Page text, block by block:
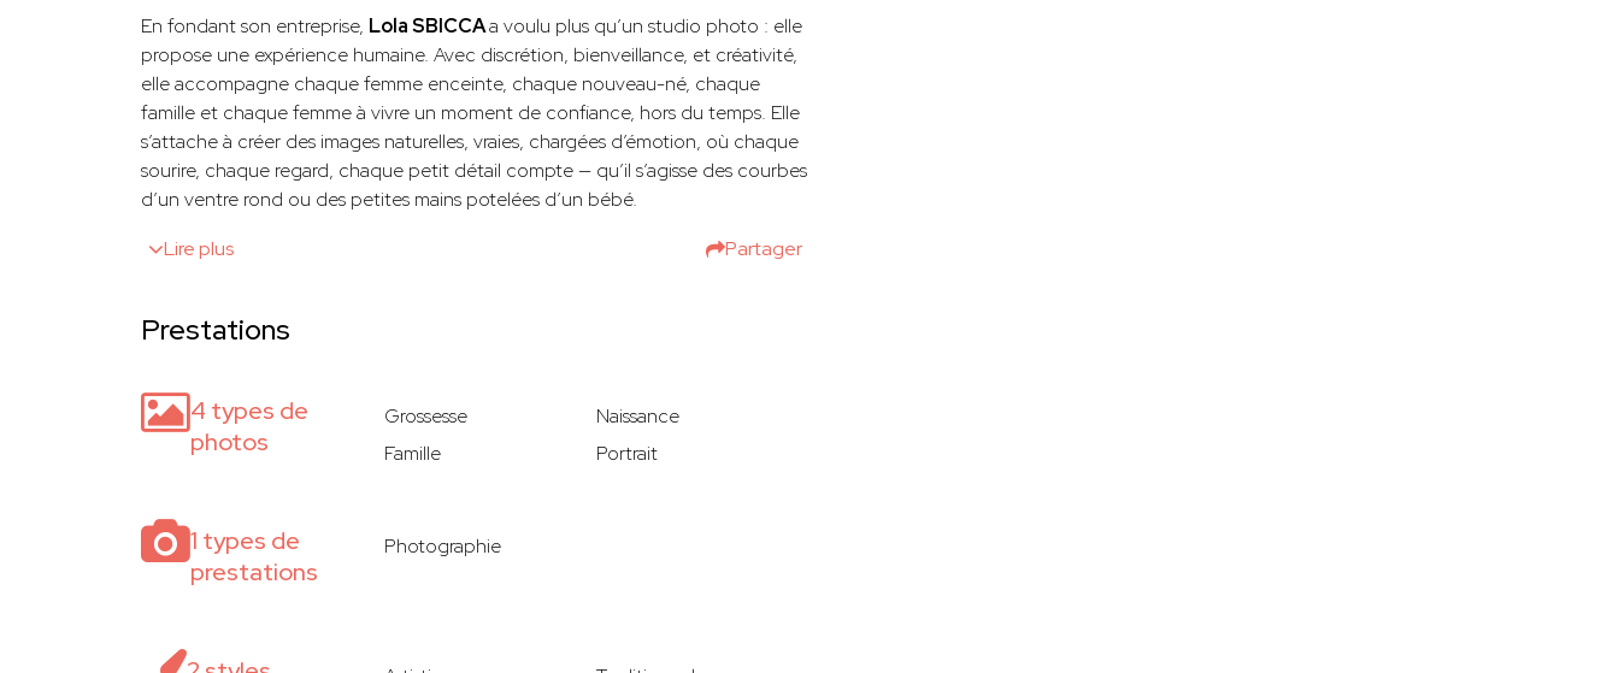
En fondant son entreprise, Lola SBICCAa voulu plus qu’un studio photo : elle
propose une expérience humaine. Avec discrétion, bienveillance, et créativité,
elle accompagne chaque femme enceinte, chaque nouveau-né, chaque
famille et chaque femme à vivre un moment de confiance, hors du temps. Elle
s’attache à créer des images naturelles, vraies, chargées d’émotion, où chaque
sourire, chaque regard, chaque petit détail compte — qu’il s’agisse des courbes
d’un ventre rond ou des petites mains potelées d’un bébé.
Lire plus
Partager
Prestations
4 types de
photos
Grossesse
Naissance
Famille
Portrait
1 types de
prestations
Photographie